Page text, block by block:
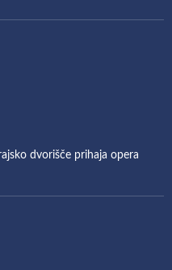
dvorišče prihaja opera